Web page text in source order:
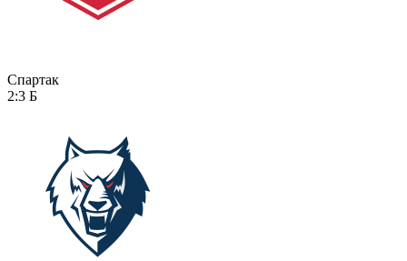
Спартак
2:3 Б